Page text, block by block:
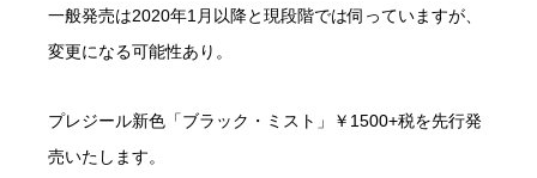
一般発売は2020年1月以降と現段階では伺っていますが、
変更になる可能性あり。
プレジール新色「ブラック・ミスト」￥1500+税を先行発
売いたします。